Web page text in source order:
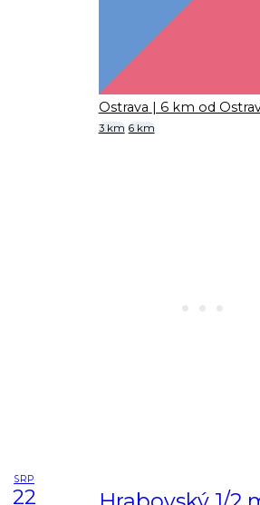
Ostrava | 6 km od
3 km 6 km
SRP
22